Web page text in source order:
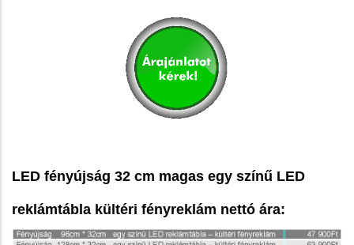
LED fényújság 32 cm magas egy színű LED
reklámtábla kültéri fényreklám nettó ára: